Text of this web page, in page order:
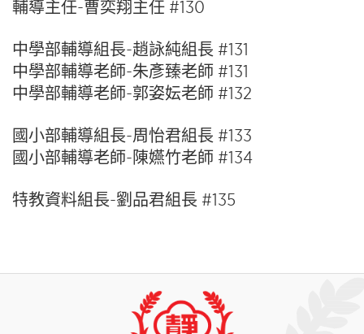
輔導主任-曹奕翔主任 #130
中學部輔導組長-趙詠純組長 #131
中學部輔導老師-朱彥臻老師 #131
中學部輔導老師-郭姿妘老師 #132
國小部輔導組長-周怡君組長 #133
國小部輔導老師-陳嬿竹老師 #134
特教資料組長-劉品君組長 #135